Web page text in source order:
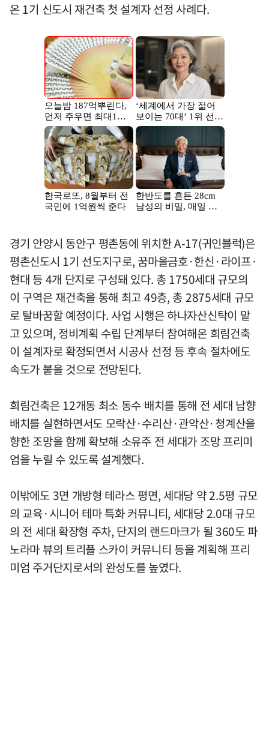
온 1기 신도시 재건축 첫 설계자 선정 사례다.
경기 안양시 동안구 평촌동에 위치한 A-17(귀인블럭)은
평촌신도시 1기 선도지구로, 꿈마을금호·한신·라이프·
현대 등 4개 단지로 구성돼 있다. 총 1750세대 규모의
이 구역은 재건축을 통해 최고 49층, 총 2875세대 규모
로 탈바꿈할 예정이다. 사업 시행은 하나자산신탁이 맡
고 있으며, 정비계획 수립 단계부터 참여해온 희림건축
이 설계자로 확정되면서 시공사 선정 등 후속 절차에도
속도가 붙을 것으로 전망된다.
희림건축은 12개동 최소 동수 배치를 통해 전 세대 남향
배치를 실현하면서도 모락산·수리산·관악산·청계산을
향한 조망을 함께 확보해 소유주 전 세대가 조망 프리미
엄을 누릴 수 있도록 설계했다.
이밖에도 3면 개방형 테라스 평면, 세대당 약 2.5평 규모
의 교육·시니어 테마 특화 커뮤니티, 세대당 2.0대 규모
의 전 세대 확장형 주차, 단지의 랜드마크가 될 360도 파
노라마 뷰의 트리플 스카이 커뮤니티 등을 계획해 프리
미엄 주거단지로서의 완성도를 높였다.